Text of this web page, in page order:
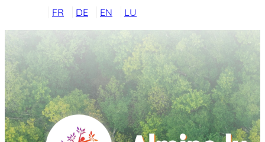
FR DE EN LU